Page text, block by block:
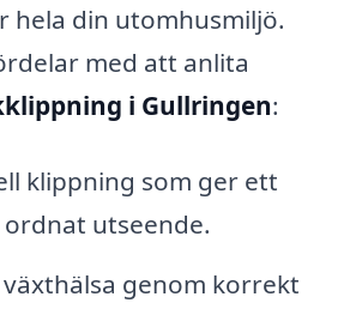
hela din utomhusmiljö.
med att anlita
i Gullringen:
klippning som ger ett
utseende.
genom korrekt